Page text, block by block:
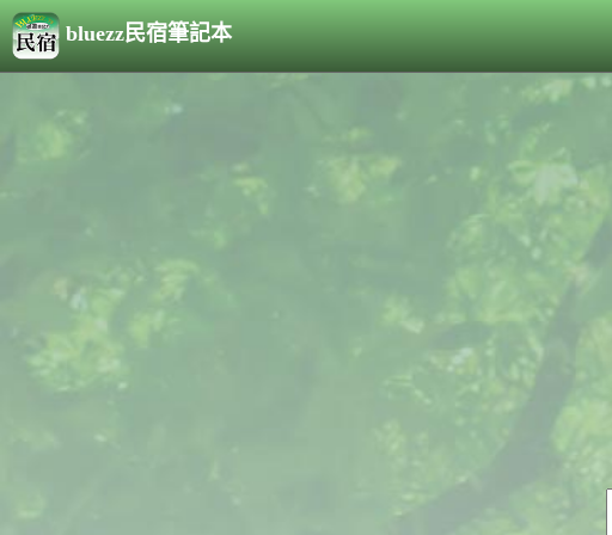
bluezz民宿筆記本